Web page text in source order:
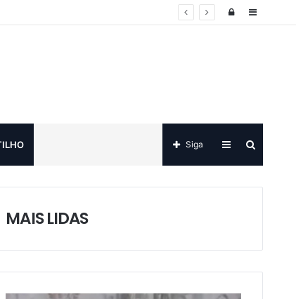
Sidebar
Log
por
Sidebar
Siga
MAIS LIDAS